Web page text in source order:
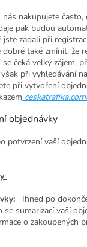
nás nakupujete často,
pak budou
zadali při
dobré také zmínit, že
čeká velký zájem,
při vyhledávání
při vytvoření
objednávky
potvrzení vaší
Ihned po
sumarizací vaší
o zakoupených